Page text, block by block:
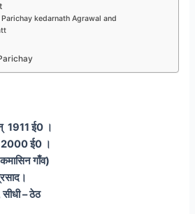
kedarnath Agrawal and
1911 ई0 ।
2000 ई0 ।
गाँव)
– ठेठ